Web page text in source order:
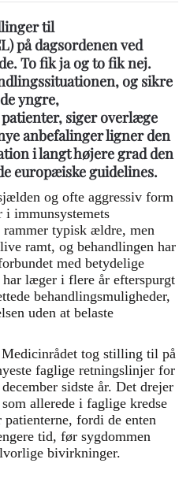
til
på dagsordenen ved
To fik ja og to fik nej.
og sikre
yngre,
siger overlæge
anbefalinger ligner den
i langt højere grad den
europæiske guidelines.
og ofte aggressiv form
immunsystemets
typisk ældre, men
ramt, og behandlingen har
med betydelige
læger i flere år efterspurgt
behandlingsmuligheder,
uden at belaste
tog stilling til på
faglige retningslinjer for
sidste år. Det drejer
allerede i faglige kredse
fordi de enten
tid, før sygdommen
bivirkninger.